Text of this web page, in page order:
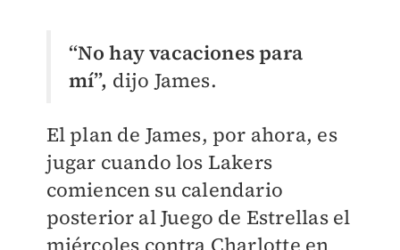
“No hay vacaciones para
mí”, dijo James.
El plan de James, por ahora, es
jugar cuando los Lakers
comiencen su calendario
posterior al Juego de Estrellas el
miércoles contra Charlotte en